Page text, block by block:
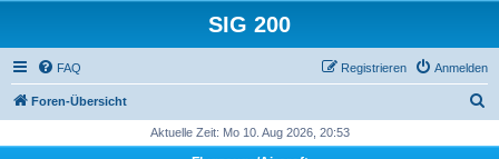
SIG 200
FAQ Anmelden
Registrieren
Foren-Übersicht
Aktuelle Zeit: Mo 10. Aug 2026, 20:53